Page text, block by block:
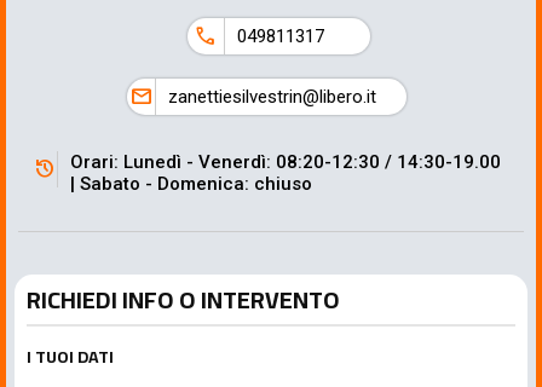
call 049811317
mail zanettiesilvestrin@libero.it
history
Orari: Lunedì - Venerdì: 08:20-12:30 / 14:30-19.00
| Sabato - Domenica: chiuso
RICHIEDI INFO O INTERVENTO
I TUOI DATI